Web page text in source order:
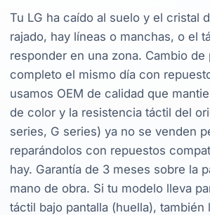
Tu LG ha caído al suelo y el cristal
rajado, hay líneas o manchas, o el
responder en una zona. Cambio de
completo el mismo día con
usamos OEM de calidad que
de color y la resistencia táctil del
series, G series) ya no se venden
reparándolos con repuestos
hay. Garantía de 3 meses sobre la
mano de obra. Si tu modelo lleva
táctil bajo pantalla (huella), también